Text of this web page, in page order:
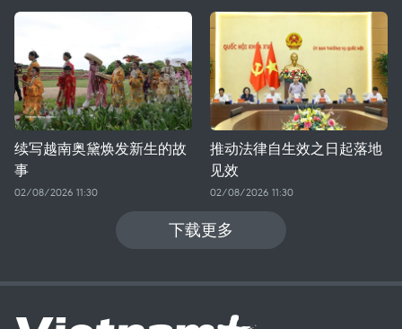
续写越南奥黛焕发新生的故
事
02/08/2026 11:30
推动法律自生效之日起落地
见效
02/08/2026 11:30
下载更多